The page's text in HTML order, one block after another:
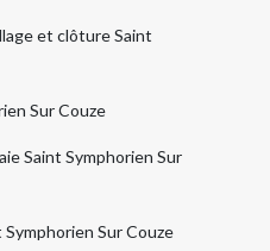
et clôture Saint
Sur Couze
Saint Symphorien Sur
Sur Couze